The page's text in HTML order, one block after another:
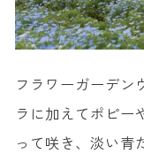
フラワーガーデン
ラに加えてポピー
って咲き、淡い青